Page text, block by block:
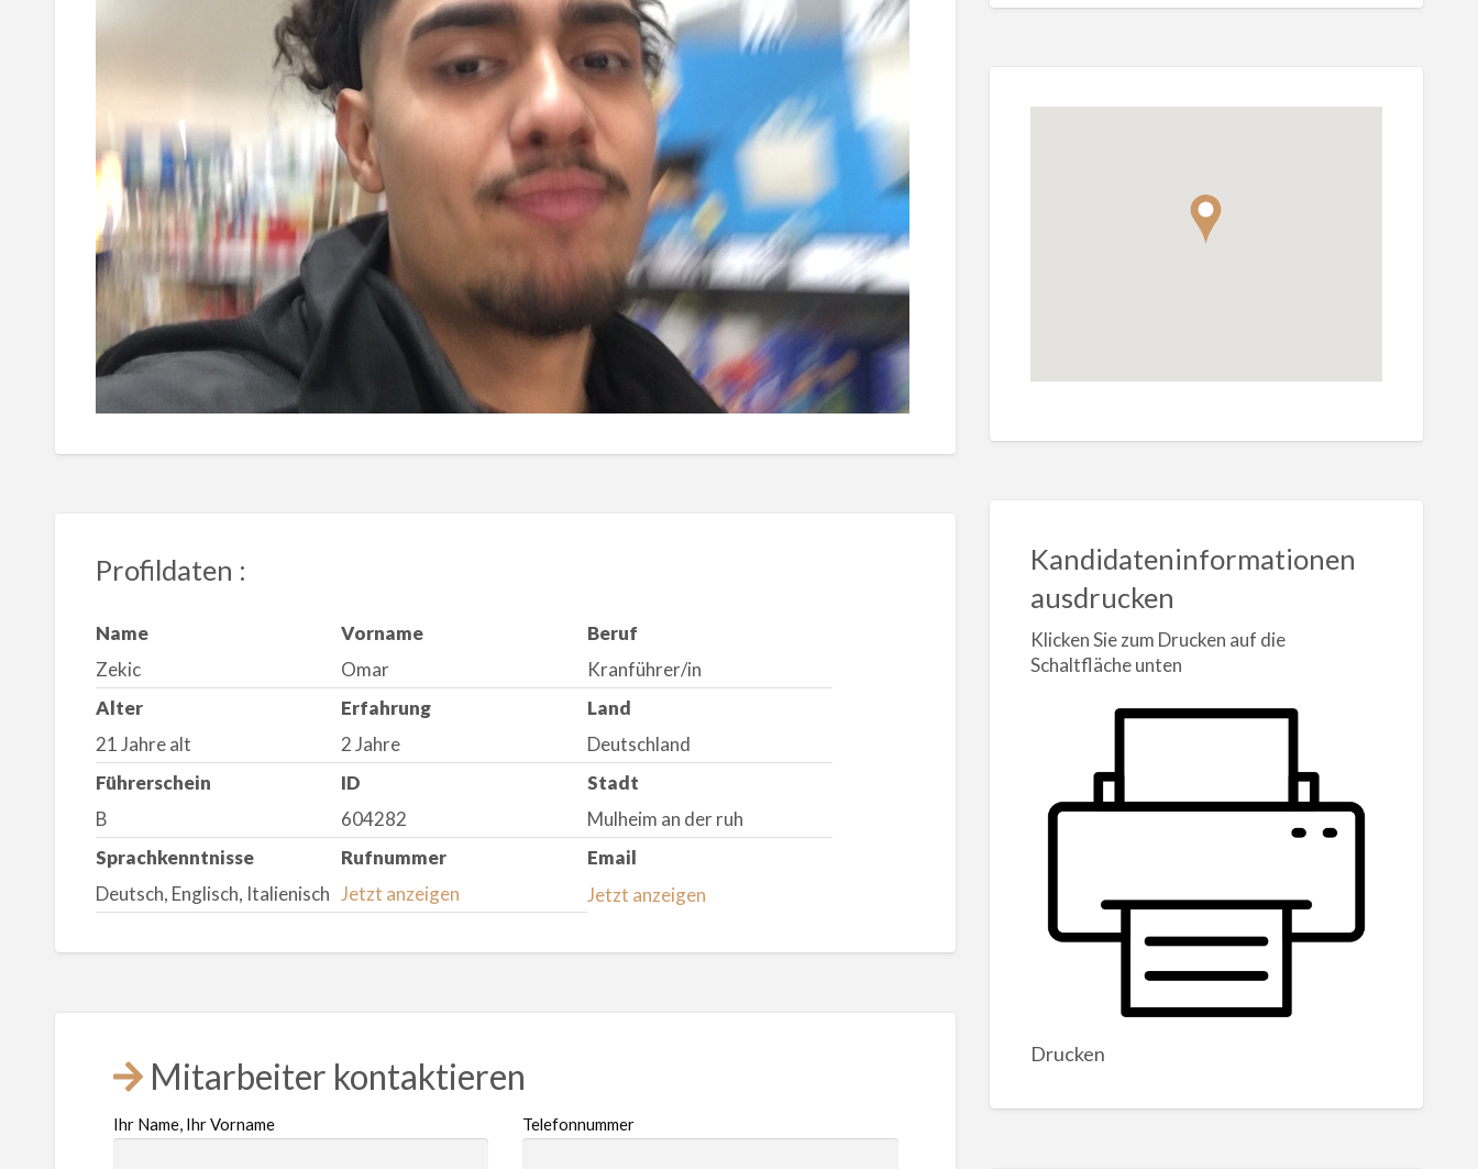
Profildaten :
Name
Zekic
Vorname
Omar
Beruf
Kranführer/in
Alter
21 Jahre alt
Erfahrung
2 Jahre
Land
Deutschland
Führerschein
B
ID
604282
Stadt
Mulheim an der ruh
Sprachkenntnisse
Deutsch, Englisch, Italienisch
Rufnummer
Jetzt anzeigen
Email
Jetzt anzeigen
Mitarbeiter kontaktieren
Ihr Name, Ihr Vorname Telefonnummer
Kandidateninformationen
ausdrucken
Klicken Sie zum Drucken auf die
Schaltfläche unten
Drucken